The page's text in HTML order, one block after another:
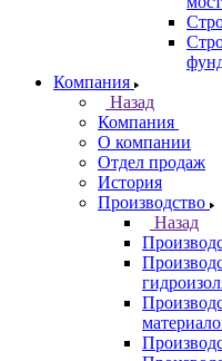
Компания
Назад
Компания
О компании
Отдел продаж
История
Производство
Назад